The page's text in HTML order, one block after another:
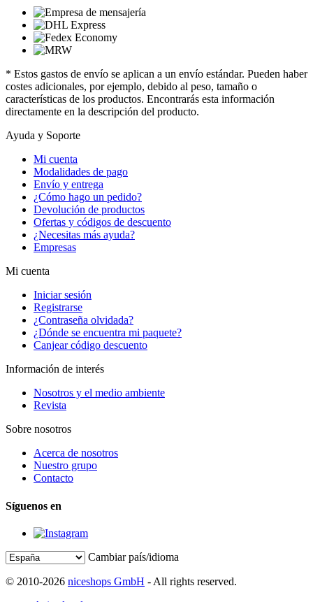
* Estos gastos de envío se aplican a un envío estándar. Pueden haber
costes adicionales, por ejemplo, debido al peso, tamaño o
características de los productos. Encontrarás esta información
directamente en la descripción del producto.
Ayuda y Soporte
Mi cuenta
Modalidades de pago
Envío y entrega
¿Cómo hago un pedido?
Devolución de productos
Ofertas y códigos de descuento
¿Necesitas más ayuda?
Empresas
Mi cuenta
Iniciar sesión
Registrarse
¿Contraseña olvidada?
¿Dónde se encuentra mi paquete?
Canjear código descuento
Información de interés
Nosotros y el medio ambiente
Revista
Sobre nosotros
Acerca de nosotros
Nuestro grupo
Contacto
Síguenos en
Cambiar país/idioma
© 2010-2026 niceshops GmbH - All rights reserved.